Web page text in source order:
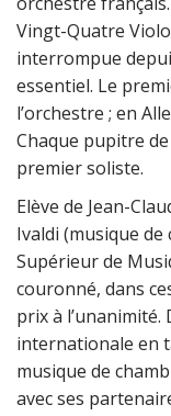
Vingt-Quatre
interrompue
essentiel. Le
l’orchestre ; en
Chaque pupitre
premier soliste.
Elève de Jean-
Ivaldi (musique
Supérieur de
couronné, dans
prix à
internationale en
musique de
avec ses